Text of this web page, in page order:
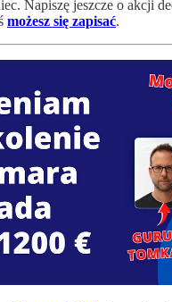
Napiszę jeszcze o akcji
możesz się zapisać.